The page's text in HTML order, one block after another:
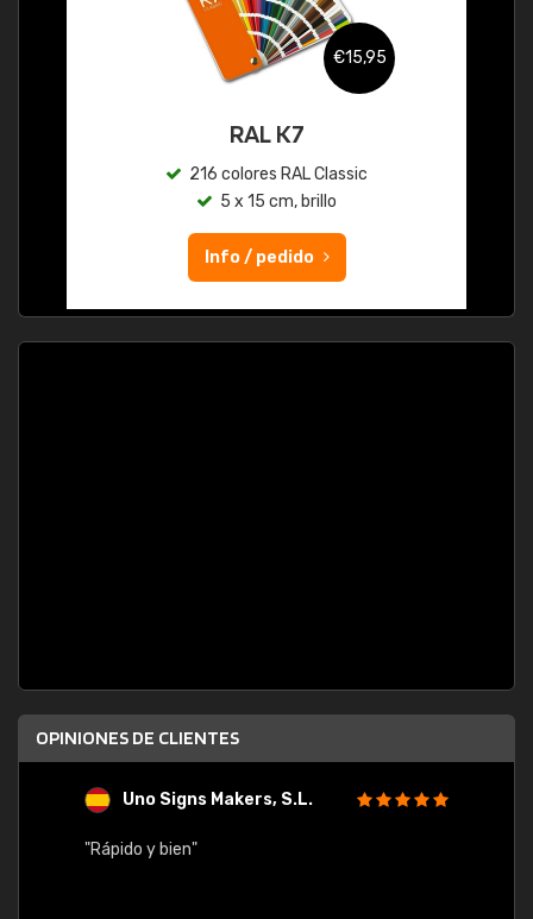
€15,95
RAL K7
216 colores RAL Classic
5 x 15 cm, brillo
Info / pedido
OPINIONES DE CLIENTES
Uno Signs Makers, S.L.
"Rápido y bien"